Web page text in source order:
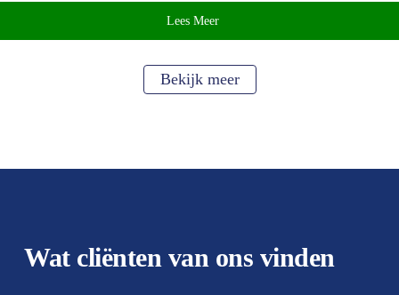
Lees Meer
Bekijk meer
Wat cliënten van ons vinden